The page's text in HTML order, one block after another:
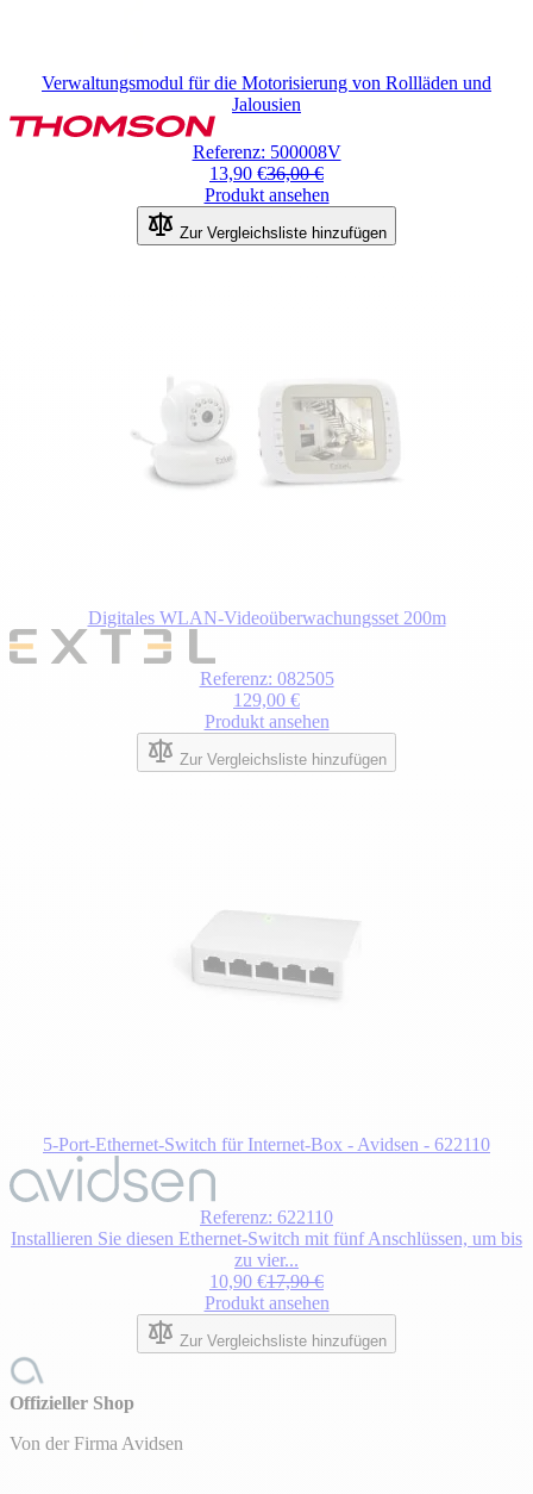
Verwaltungsmodul für die Motorisierung von Rollläden und
Jalousien
Referenz: 500008V
13,90 €36,00 €
Produkt ansehen
Zur Vergleichsliste hinzufügen
Digitales WLAN-Videoüberwachungsset 200m
Referenz: 082505
129,00 €
Produkt ansehen
Zur Vergleichsliste hinzufügen
5-Port-Ethernet-Switch für Internet-Box - Avidsen - 622110
Referenz: 622110
Installieren Sie diesen Ethernet-Switch mit fünf Anschlüssen, um bis
zu vier...
10,90 €17,90 €
Produkt ansehen
Zur Vergleichsliste hinzufügen
Offizieller Shop
Von der Firma Avidsen